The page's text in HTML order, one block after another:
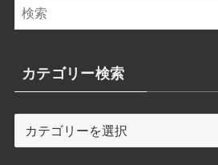
カテゴリー検索
テ